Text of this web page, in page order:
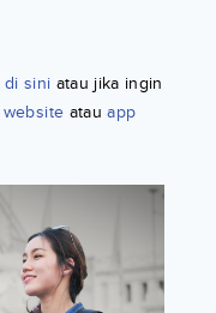
di sini atau jika ingin
website atau app